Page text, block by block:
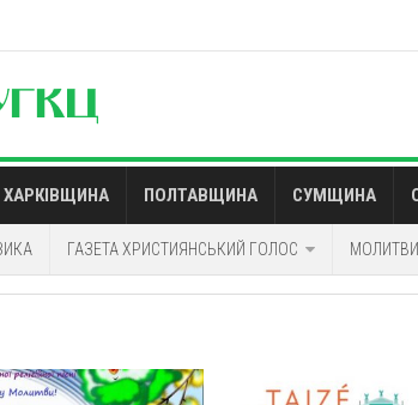
ХАРКІВЩИНА ПОЛТАВЩИНА СУМЩИНА
ГАЗЕТА ХРИСТИЯНСЬКИЙ ГОЛОС МОЛИТВИ